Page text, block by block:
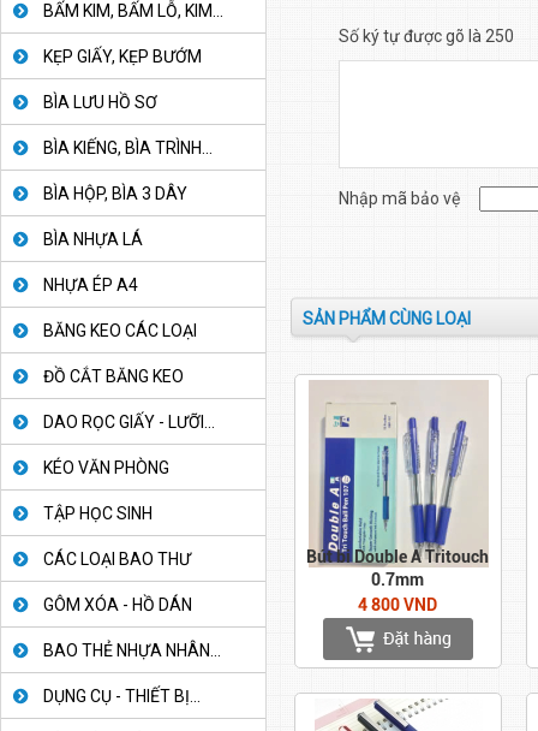
BẤM KIM, BẤM LỖ, KIM...
KẸP GIẤY, KẸP BƯỚM
BÌA LƯU HỒ SƠ
BÌA KIẾNG, BÌA TRÌNH...
BÌA HỘP, BÌA 3 DÂY
BÌA NHỰA LÁ
NHỰA ÉP A4
BĂNG KEO CÁC LOẠI
ĐỒ CẮT BĂNG KEO
DAO RỌC GIẤY - LƯỠI...
KÉO VĂN PHÒNG
TẬP HỌC SINH
CÁC LOẠI BAO THƯ
GÔM XÓA - HỒ DÁN
BAO THẺ NHỰA NHÂN...
DỤNG CỤ - THIẾT BỊ...
Số ký tự được gõ là 250
Nhập mã bảo vệ
SẢN PHẨM CÙNG LOẠI
Bút bi Double A Tritouch
0.7mm
4 800 VND